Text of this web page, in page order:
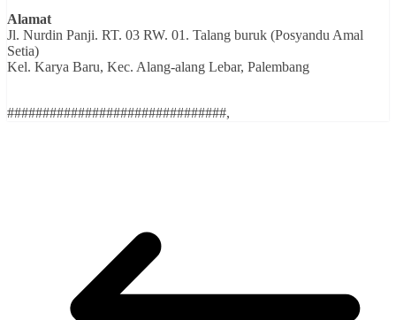
Alamat
Jl. Nurdin Panji. RT. 03 RW. 01. Talang buruk (Posyandu Amal
Setia)
Kel. Karya Baru, Kec. Alang-alang Lebar, Palembang
###############################,